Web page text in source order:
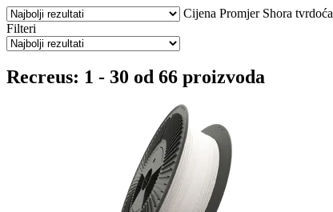
Cijena Promjer Shora tvrdoća
Filteri
Recreus: 1 - 30 od 66 proizvoda